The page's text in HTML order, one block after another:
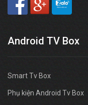
Android TV Box
Smart Tv Box
Phụ kiện Android Tv Box